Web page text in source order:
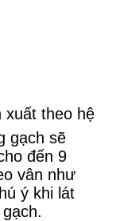
xuất theo hệ
gạch sẽ
đến 9
vân như
ý khi lát